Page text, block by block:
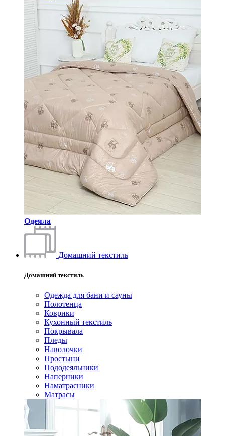
Одеяла
Домашний текстиль
Домашний текстиль
Одежда для бани и сауны
Полотенца
Коврики
Кухонный текстиль
Покрывала
Пледы
Наволочки
Простыни
Пододеяльники
Наперники
Наматрасники
Матрасы